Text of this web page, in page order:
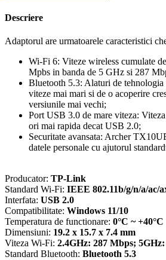
Descriere
Adaptorul are urmatoarele caracteristici
Wi-Fi 6: Viteze wireless cumulate
Mpbs in banda de 5 GHz si 287
Bluetooth 5.3: Alaturi de
viteze mai mari si de o acoperire
versiunile mai vechi;
Port USB 3.0 de mare viteza:
ori mai rapida decat USB 2.0;
Securitate avansata: Archer
datele personale cu ajutorul
Producator: TP-Link
Standard Wi-Fi: IEEE 802.11b/g/n/a/ac/
Interfata: USB 2.0
Compatibilitate: Windows 11/10
Temperatura de functionare: 0°C ~ +40°C
Dimensiuni: 19.2 x 15.7 x 7.4 mm
Viteza Wi-Fi: 2.4GHz: 287 Mbps;
Standard Bluetooth: Bluetooth 5.3